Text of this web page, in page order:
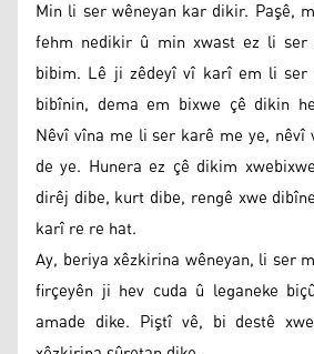
Min li ser wêneyan kar dikir. Paşê,
fehm nedikir û min xwast ez li ser
bibim. Lê ji zêdeyî vî karî em li ser
bibînin, dema em bixwe çê dikin
Nêvî vîna me li ser karê me ye, nêvî
de ye. Hunera ez çê dikim
dirêj dibe, kurt dibe, rengê xwe
karî re re hat.
Ay, beriya xêzkirina wêneyan, li ser
firçeyên ji hev cuda û leganeke
amade dike. Piştî vê, bi destê